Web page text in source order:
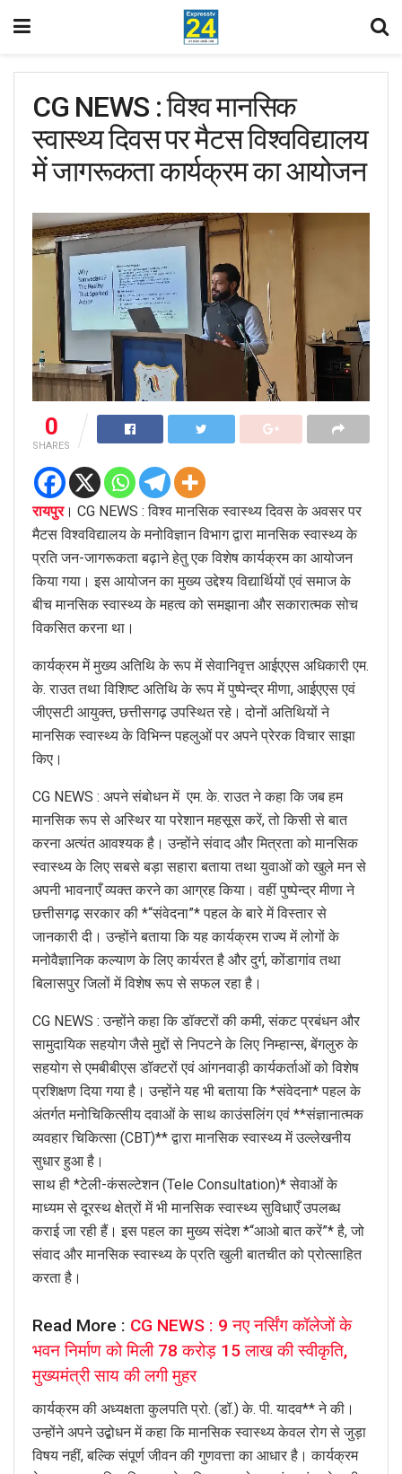
CG NEWS : विश्व मानसिक
स्वास्थ्य दिवस पर मैटस विश्वविद्यालय
में जागरूकता कार्यक्रम का आयोजन
0
SHARES
रायपुर। CG NEWS : विश्व मानसिक स्वास्थ्य दिवस के अवसर पर
मैटस विश्वविद्यालय के मनोविज्ञान विभाग द्वारा मानसिक स्वास्थ्य के
प्रति जन-जागरूकता बढ़ाने हेतु एक विशेष कार्यक्रम का आयोजन
किया गया। इस आयोजन का मुख्य उद्देश्य विद्यार्थियों एवं समाज के
बीच मानसिक स्वास्थ्य के महत्व को समझाना और सकारात्मक सोच
विकसित करना था।
कार्यक्रम में मुख्य अतिथि के रूप में सेवानिवृत्त आईएएस अधिकारी एम.
के. राउत तथा विशिष्ट अतिथि के रूप में पुष्पेन्द्र मीणा, आईएएस एवं
जीएसटी आयुक्त, छत्तीसगढ़ उपस्थित रहे। दोनों अतिथियों ने
मानसिक स्वास्थ्य के विभिन्न पहलुओं पर अपने प्रेरक विचार साझा
किए।
CG NEWS : अपने संबोधन में एम. के. राउत ने कहा कि जब हम
मानसिक रूप से अस्थिर या परेशान महसूस करें, तो किसी से बात
करना अत्यंत आवश्यक है। उन्होंने संवाद और मित्रता को मानसिक
स्वास्थ्य के लिए सबसे बड़ा सहारा बताया तथा युवाओं को खुले मन से
अपनी भावनाएँ व्यक्त करने का आग्रह किया। वहीं पुष्पेन्द्र मीणा ने
छत्तीसगढ़ सरकार की *“संवेदना”* पहल के बारे में विस्तार से
जानकारी दी। उन्होंने बताया कि यह कार्यक्रम राज्य में लोगों के
मनोवैज्ञानिक कल्याण के लिए कार्यरत है और दुर्ग, कोंडागांव तथा
बिलासपुर जिलों में विशेष रूप से सफल रहा है।
CG NEWS : उन्होंने कहा कि डॉक्टरों की कमी, संकट प्रबंधन और
सामुदायिक सहयोग जैसे मुद्दों से निपटने के लिए निम्हान्स, बेंगलुरु के
सहयोग से एमबीबीएस डॉक्टरों एवं आंगनवाड़ी कार्यकर्ताओं को विशेष
प्रशिक्षण दिया गया है। उन्होंने यह भी बताया कि *संवेदना* पहल के
अंतर्गत मनोचिकित्सीय दवाओं के साथ काउंसलिंग एवं **संज्ञानात्मक
व्यवहार चिकित्सा (CBT)** द्वारा मानसिक स्वास्थ्य में उल्लेखनीय
सुधार हुआ है।
साथ ही *टेली-कंसल्टेशन (Tele Consultation)* सेवाओं के
माध्यम से दूरस्थ क्षेत्रों में भी मानसिक स्वास्थ्य सुविधाएँ उपलब्ध
कराई जा रही हैं। इस पहल का मुख्य संदेश *“आओ बात करें”* है, जो
संवाद और मानसिक स्वास्थ्य के प्रति खुली बातचीत को प्रोत्साहित
करता है।
Read More : CG NEWS : 9 नए नर्सिंग कॉलेजों के
भवन निर्माण को मिली 78 करोड़ 15 लाख की स्वीकृति,
मुख्यमंत्री साय की लगी मुहर
कार्यक्रम की अध्यक्षता कुलपति प्रो. (डॉ.) के. पी. यादव** ने की।
उन्होंने अपने उद्बोधन में कहा कि मानसिक स्वास्थ्य केवल रोग से जुड़ा
विषय नहीं, बल्कि संपूर्ण जीवन की गुणवत्ता का आधार है। कार्यक्रम